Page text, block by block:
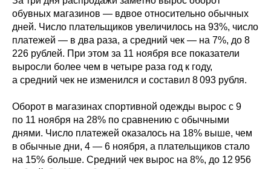
обувных магазинов — вдвое относительно обычных
дней. Число плательщиков увеличилось на 93%, число
платежей — в два раза, а средний чек — на 7%, до 8
226 рублей. При этом за 11 ноября все показатели
выросли более чем в четыре раза год к году,
а средний чек не изменился и составил 8 093 рубля.
Оборот в магазинах спортивной одежды вырос с 9
по 11 ноября на 28% по сравнению с обычными
днями. Число платежей оказалось на 18% выше, чем
в обычные дни, 4 — 6 ноября, а плательщиков стало
на 15% больше. Средний чек вырос на 8%, до 12 956